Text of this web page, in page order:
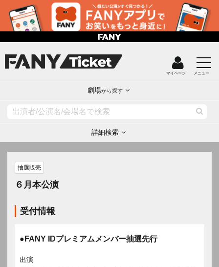
マイページ メニュー
劇場から探す
詳細検索
抽選販売
６月本公演
受付情報
●FANY IDプレミアムメンバー抽選先行
出演